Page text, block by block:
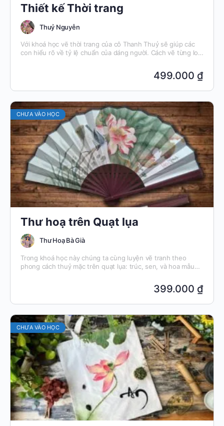
Thiết kế Thời trang
Thuỷ Nguyễn
Với khoá học vẽ thời trang của cô Thanh Thuỷ sẽ giúp các
con hiểu rõ về tỷ lệ chuẩn của dáng người. Cách vẽ từng loại
499.000 ₫
CHƯA VÀO HỌC
Thư hoạ trên Quạt lụa
Thư Hoạ Bà Già
Trong khoá học này chúng ta cùng luyện vẽ tranh theo
phong cách thuỷ mặc trên quạt lụa: trúc, sen, và hoa mẫu
399.000 ₫
CHƯA VÀO HỌC